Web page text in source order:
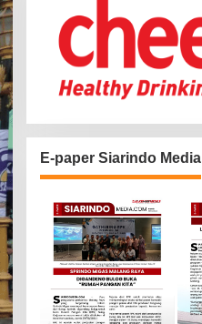
E-paper Siarindo Media